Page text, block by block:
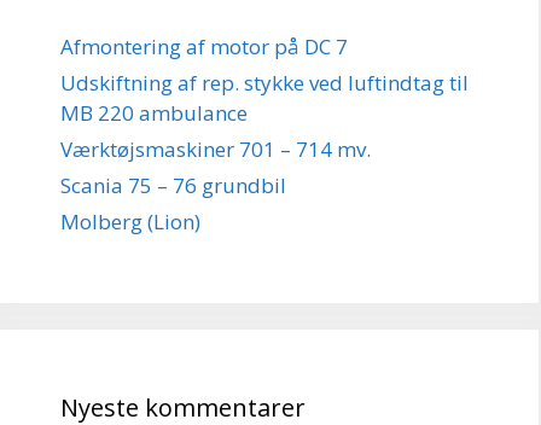
Afmontering af motor på DC 7
Udskiftning af rep. stykke ved luftindtag til
MB 220 ambulance
Værktøjsmaskiner 701 – 714 mv.
Scania 75 – 76 grundbil
Molberg (Lion)
Nyeste kommentarer